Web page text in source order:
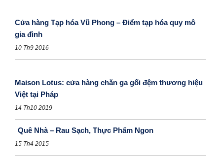
Cửa hàng Tạp hóa Vũ Phong – Điểm tạp hóa quy mô
gia đình
10 Th9 2016
Maison Lotus: cửa hàng chăn ga gối đệm thương hiệu
Việt tại Pháp
14 Th10 2019
Quê Nhà – Rau Sạch, Thực Phẩm Ngon
15 Th4 2015